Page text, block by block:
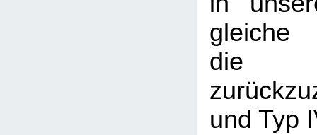
gleiche
die
und Typ